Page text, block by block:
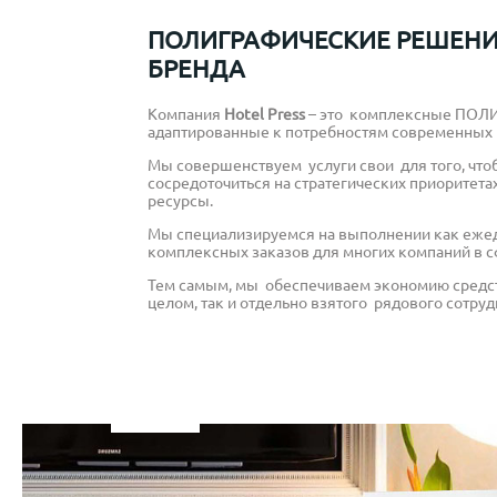
ПОЛИГРАФИЧЕСКИЕ
БРЕНДА
Компания Hotel Press– это комплексные
адаптированные к потребностям современных
Мы совершенствуем услуги свои для того,
сосредоточиться на стратегических
ресурсы.
Мы специализируемся на выполнении как
комплексных заказов для многих компаний в
Тем самым, мы обеспечиваем экономию
целом, так и отдельно взятого рядового